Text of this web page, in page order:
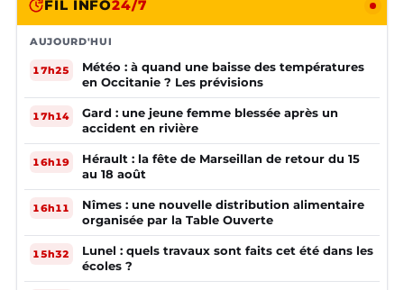
FIL INFO24/7
AUJOURD'HUI
17h25
Météo : à quand une baisse des températures
en Occitanie ? Les prévisions
17h14
Gard : une jeune femme blessée après un
accident en rivière
16h19
Hérault : la fête de Marseillan de retour du 15
au 18 août
16h11
Nîmes : une nouvelle distribution alimentaire
organisée par la Table Ouverte
15h32
Lunel : quels travaux sont faits cet été dans les
écoles ?